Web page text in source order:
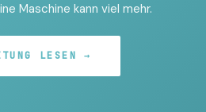
Maschine kann viel mehr.
LESEN →